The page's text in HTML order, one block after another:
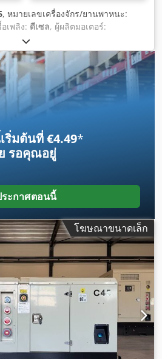
, หมายเลขเครื่องจักร/ยานพาหนะ:
เพลิง: ดีเซล, ผู้ผลิตมอเตอร์:
ริ่มต้นที่ €4.49*
รอคุณอยู่
ระกาศตอนนี้
โฆษณาขนาดเล็ก